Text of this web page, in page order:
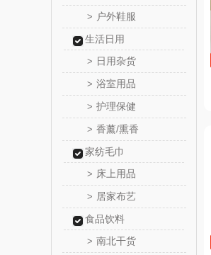
> 户外鞋服
生活日用
> 日用杂货
> 浴室用品
> 护理保健
> 香薰/熏香
家纺毛巾
> 床上用品
> 居家布艺
食品饮料
> 南北干货